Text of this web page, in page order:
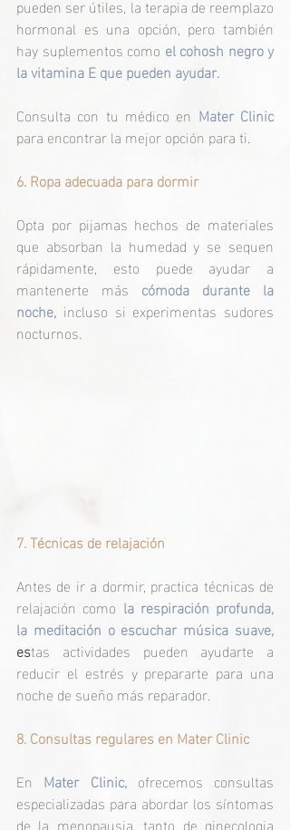
pueden ser útiles, la terapia de reemplazo
hormonal es una opción, pero también
hay suplementos como el cohosh negro y
la vitamina E que pueden ayudar.
Consulta con tu médico en Mater Clinic
para encontrar la mejor opción para ti.
6. Ropa adecuada para dormir
Opta por pijamas hechos de materiales
que absorban la humedad y se sequen
rápidamente, esto puede ayudar a
mantenerte más cómoda durante la
noche, incluso si experimentas sudores
nocturnos.
7. Técnicas de relajación
Antes de ir a dormir, practica técnicas de
relajación como la respiración profunda,
estas actividades pueden ayudarte a
reducir el estrés y prepararte para una
noche de sueño más reparador.
8. Consultas regulares en Mater Clinic
En Mater Clinic, ofrecemos consultas
especializadas para abordar los síntomas
de la menopausia, tanto de ginecologia